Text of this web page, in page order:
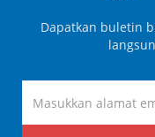
Dapatkan buletin